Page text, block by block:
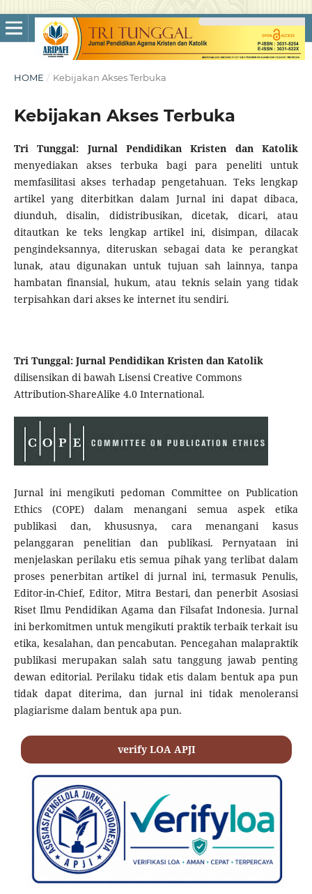
HOME / Kebijakan Akses Terbuka
Kebijakan Akses Terbuka
Tri Tunggal: Jurnal Pendidikan Kristen dan Katolik
menyediakan akses terbuka bagi para peneliti untuk
memfasilitasi akses terhadap pengetahuan. Teks lengkap
artikel yang diterbitkan dalam Jurnal ini dapat dibaca,
diunduh, disalin, didistribusikan, dicetak, dicari, atau
ditautkan ke teks lengkap artikel ini, disimpan, dilacak
pengindeksannya, diteruskan sebagai data ke perangkat
lunak, atau digunakan untuk tujuan sah lainnya, tanpa
hambatan finansial, hukum, atau teknis selain yang tidak
terpisahkan dari akses ke internet itu sendiri.
Tri Tunggal: Jurnal Pendidikan Kristen dan Katolik
dilisensikan di bawah Lisensi Creative Commons
Attribution-ShareAlike 4.0 International.
Jurnal ini mengikuti pedoman Committee on Publication
Ethics (COPE) dalam menangani semua aspek etika
publikasi dan, khususnya, cara menangani kasus
pelanggaran penelitian dan publikasi. Pernyataan ini
menjelaskan perilaku etis semua pihak yang terlibat dalam
proses penerbitan artikel di jurnal ini, termasuk Penulis,
Editor-in-Chief, Editor, Mitra Bestari, dan penerbit Asosiasi
Riset Ilmu Pendidikan Agama dan Filsafat Indonesia. Jurnal
ini berkomitmen untuk mengikuti praktik terbaik terkait isu
etika, kesalahan, dan pencabutan. Pencegahan malapraktik
publikasi merupakan salah satu tanggung jawab penting
dewan editorial. Perilaku tidak etis dalam bentuk apa pun
tidak dapat diterima, dan jurnal ini tidak menoleransi
plagiarisme dalam bentuk apa pun.
verify LOA APJI